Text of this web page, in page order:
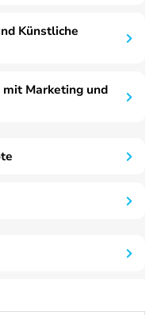
Künstliche
mit Marketing und